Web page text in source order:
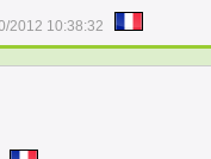
2012 10:38:32